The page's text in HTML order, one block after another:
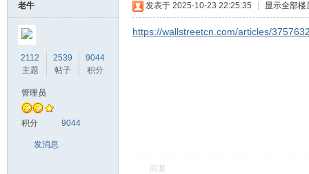
老牛
2112
主题
2539
帖子
9044
积分
管理员
积分 9044
发消息
发表于 2025-10-23 22:25:35 显示全部楼
https://wallstreetcn.com/articles/
回复